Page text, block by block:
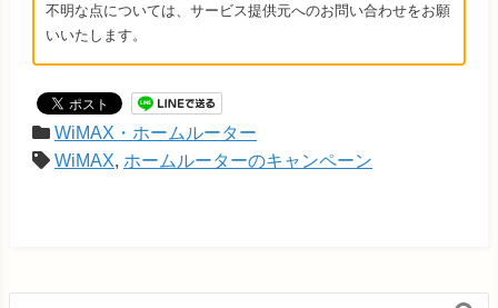
不明な点については、サービス提供元へのお問い合わせをお願
いいたします。
WiMAX・ホームルーター
WiMAX, ホームルーターのキャンペーン